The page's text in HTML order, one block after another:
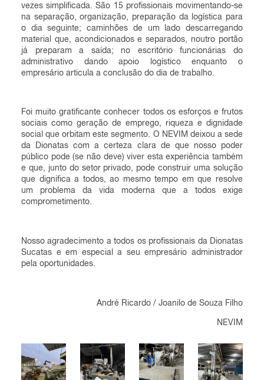
vezes simplificada. São 15 profissionais movimentando-se
na separação, organização, preparação da logística para
o dia seguinte; caminhões de um lado descarregando
material que, acondicionados e separados, noutro portão
já preparam a saída; no escritório funcionárias do
administrativo dando apoio logístico enquanto o
empresário articula a conclusão do dia de trabalho.
Foi muito gratificante conhecer todos os esforços e frutos
sociais como geração de emprego, riqueza e dignidade
social que orbitam este segmento. O NEVIM deixou a sede
da Dionatas com a certeza clara de que nosso poder
público pode (se não deve) viver esta experiência também
e que, junto do setor privado, pode construir uma solução
que dignifica a todos, ao mesmo tempo em que resolve
um problema da vida moderna que a todos exige
comprometimento.
Nosso agradecimento a todos os profissionais da Dionatas
Sucatas e em especial a seu empresário administrador
pela oportunidades.
André Ricardo / Joanilo de Souza Filho
NEVIM